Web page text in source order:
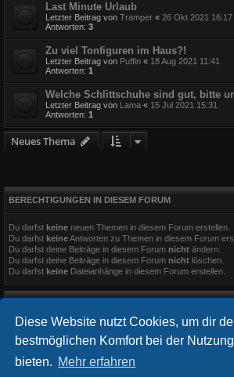
Diese Website nutzt Cookies, um dir
bestmöglichen Komfort bei der
bieten. Mehr erfahren
Last Minute Urlaub
Letzter Beitrag von Tramper « 26 Okt 2021 16:17
Antworten: 3
Zu viel Tonfiguren im Haus?!
Letzter Beitrag von Puffin « 18 Aug 2021 11:41
Antworten: 1
Welche Schlittschuhe sind gut, bitte
Letzter Beitrag von Lama « 15 Jul 2021 15:31
Antworten: 1
Neues Thema
BERECHTIGUNGEN IN DIESEM FORUM
Du darfst keine neuen Themen in diesem Forum erstellen.
Du darfst keineAntworten zu Themen in diesem Forum
Du darfst deine Beiträge in diesem Forum nicht ändern.
Du darfst deine Beiträge in diesem Forum nicht löschen.
Du darfst keine Dateianhänge in diesem Forum erstellen.
Startseite Foren-Übersicht